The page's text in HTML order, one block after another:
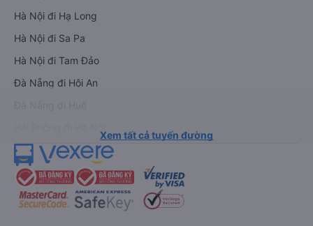
Hà Nội đi Hạ Long
Hà Nội đi Sa Pa
Hà Nội đi Tam Đảo
Đà Nẵng đi Hội An
Xem tất cả tuyến đường